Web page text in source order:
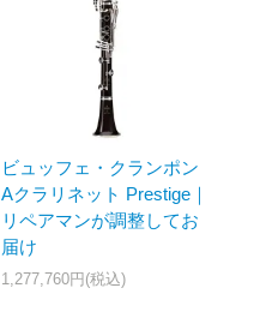
ビュッフェ・クランポン
Aクラリネット Prestige｜
リペアマンが調整してお
届け
1,277,760円(税込)